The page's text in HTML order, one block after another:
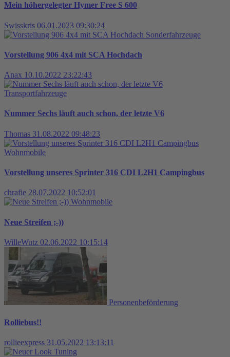
Mein höhergelegter Hymer Free S 600
Swisskris 06.01.2023 09:30:24
Sonderfahrzeuge
Vorstellung 906 4x4 mit SCA Hochdach
Anax 10.10.2022 23:22:43
Transportfahrzeuge
Nummer Sechs läuft auch schon, der letzte V6
Thomas 31.08.2022 09:48:23
Wohnmobile
Vorstellung unseres Sprinter 316 CDI L2H1 Campingbus
chrafie 28.07.2022 10:52:01
Wohnmobile
Neue Streifen ;-))
WilleWutz 02.06.2022 10:15:14
Personenbeförderung
Rolliebus!!
rollieexpress 31.05.2022 13:13:11
Tuning